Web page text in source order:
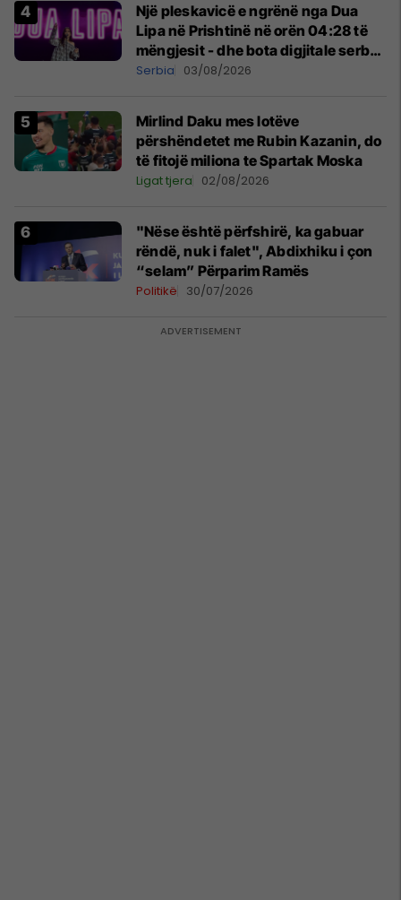
Një pleskavicë e ngrënë nga Dua
Lipa në Prishtinë në orën 04:28 të
mëngjesit - dhe bota digjitale serbe
shpall gjendjen e luftës
Serbia 03/08/2026
Mirlind Daku mes lotëve
përshëndetet me Rubin Kazanin, do
të fitojë miliona te Spartak Moska
Ligat tjera 02/08/2026
"Nëse është përfshirë, ka gabuar
rëndë, nuk i falet", Abdixhiku i çon
“selam” Përparim Ramës
Politikë 30/07/2026